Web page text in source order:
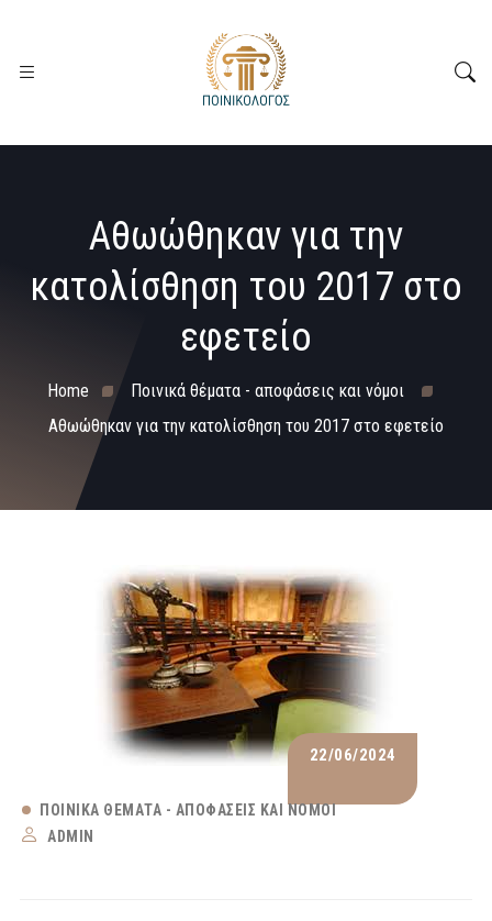
Αθωώθηκαν για την
κατολίσθηση του 2017 στο
εφετείο
Home
Ποινικά θέματα - αποφάσεις και νόμοι
Αθωώθηκαν για την κατολίσθηση του 2017 στο εφετείο
22/06/2024
ΠΟΙΝΙΚΆ ΘΈΜΑΤΑ - ΑΠΟΦΆΣΕΙΣ ΚΑΙ ΝΌΜΟΙ
ADMIN